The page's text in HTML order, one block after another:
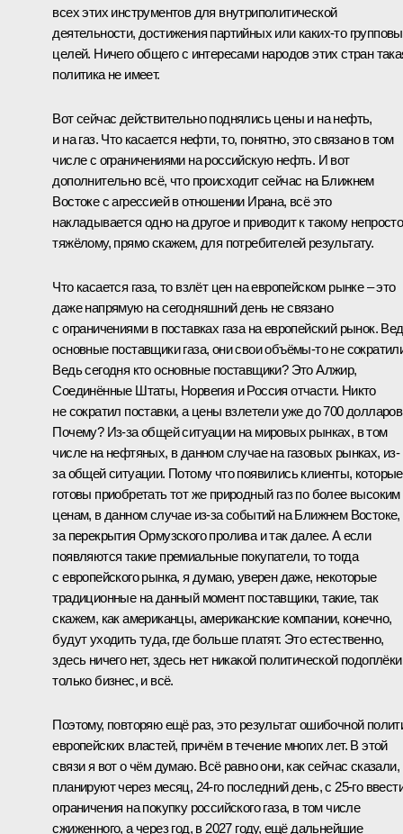
всех этих инструментов для внутриполитической
деятельности, достижения партийных или каких-то
целей. Ничего общего с интересами народов этих стран
политика не имеет.
Вот сейчас действительно поднялись цены и на нефть,
и на газ. Что касается нефти, то, понятно, это связано в том
числе с ограничениями на российскую нефть. И вот
дополнительно всё, что происходит сейчас на Ближнем
Востоке с агрессией в отношении Ирана, всё это
накладывается одно на другое и приводит к такому
тяжёлому, прямо скажем, для потребителей результату.
Что касается газа, то взлёт цен на европейском рынке – это
даже напрямую на сегодняшний день не связано
с ограничениями в поставках газа на европейский рынок.
основные поставщики газа, они свои объёмы-то не
Ведь сегодня кто основные поставщики? Это Алжир,
Соединённые Штаты, Норвегия и Россия отчасти. Никто
не сократил поставки, а цены взлетели уже до 700
Почему? Из-за общей ситуации на мировых рынках, в том
числе на нефтяных, в данном случае на газовых рынках, из-
за общей ситуации. Потому что появились клиенты, которые
готовы приобретать тот же природный газ по более высоким
ценам, в данном случае из-за событий на Ближнем Востоке,
за перекрытия Ормузского пролива и так далее. А если
появляются такие премиальные покупатели, то тогда
с европейского рынка, я думаю, уверен даже, некоторые
традиционные на данный момент поставщики, такие, так
скажем, как американцы, американские компании, конечно,
будут уходить туда, где больше платят. Это естественно,
здесь ничего нет, здесь нет никакой политической
только бизнес, и всё.
Поэтому, повторяю ещё раз, это результат ошибочной
европейских властей, причём в течение многих лет. В этой
связи я вот о чём думаю. Всё равно они, как сейчас сказали,
планируют через месяц, 24-го последний день, с 25-го
ограничения на покупку российского газа, в том числе
сжиженного, а через год, в 2027 году, ещё дальнейшие